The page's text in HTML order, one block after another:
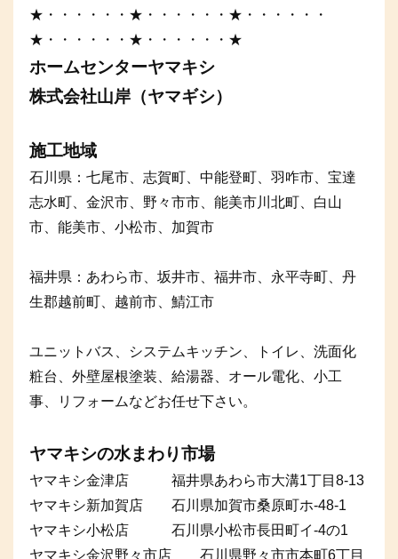
★・・・・・・★・・・・・・★・・・・・・
★・・・・・・★・・・・・・★
ホームセンターヤマキシ
株式会社山岸（ヤマギシ）
施工地域
石川県：七尾市、志賀町、中能登町、羽咋市、宝達
志水町、金沢市、野々市市、能美市川北町、白山
市、能美市、小松市、加賀市
福井県：あわら市、坂井市、福井市、永平寺町、丹
生郡越前町、越前市、鯖江市
ユニットバス、システムキッチン、トイレ、洗面化
粧台、外壁屋根塗装、給湯器、オール電化、小工
事、リフォームなどお任せ下さい。
ヤマキシの水まわり市場
ヤマキシ金津店 福井県あわら市大溝1丁目8-13
ヤマキシ新加賀店 石川県加賀市桑原町ホ-48-1
ヤマキシ小松店 石川県小松市長田町イ-4の1
ヤマキシ金沢野々市店 石川県野々市市本町6丁目